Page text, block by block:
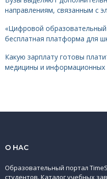
направлениям, связанным с
«Цифровой образовательный
бесплатная платформа для
Какую зарплату готовы
медицины и информационных
О НАС
Образовательный портал
студентов. Каталог учебных